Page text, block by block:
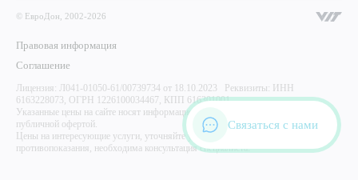
© ЕвроДон, 2002-2026
Правовая информация
Соглашение
Лицензия: Л041-01050-61/00739734 от 18.10.2023 Реквизиты: ИНН
6163228073, ОГРН 1226100034467, КПП 616301001
Указанные цены на сайте носят информационный характер и не являются
публичной офертой.
Цены на интересующие услуги, уточняйте у администратора центра. Имеются
противопоказания, необходима консультация специалиста.
Связаться с нами